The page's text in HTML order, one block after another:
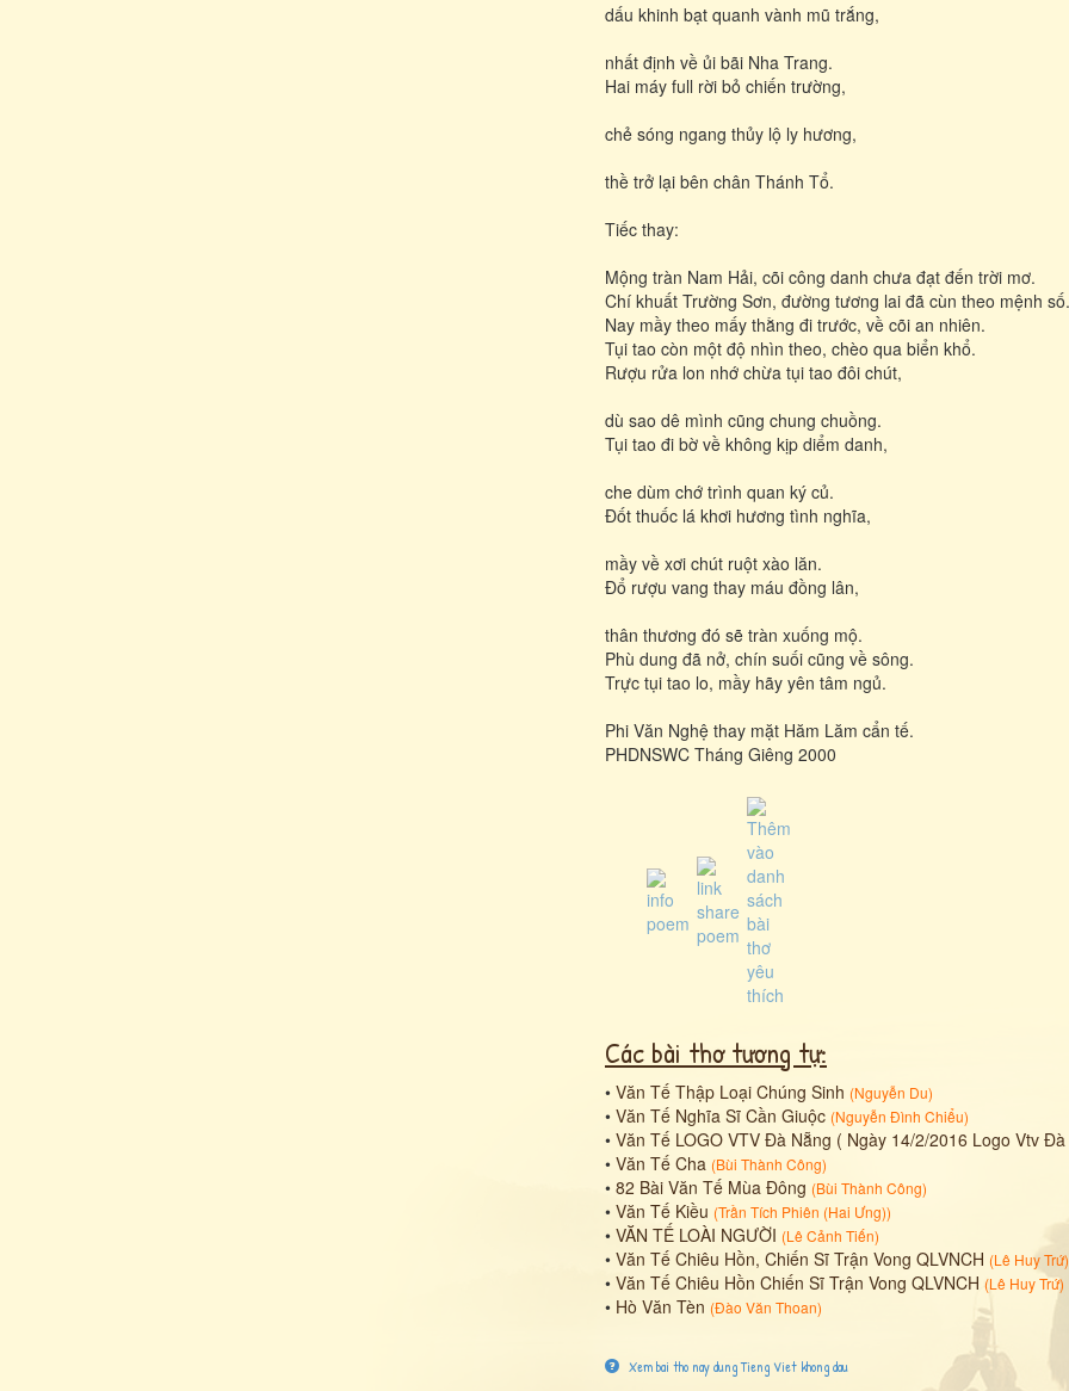
dấu khinh bạt quanh vành mũ trắng,
nhất định về ủi bãi Nha Trang.
Hai máy full rời bỏ chiến trường,
chẻ sóng ngang thủy lộ ly hương,
thề trở lại bên chân Thánh Tổ.
Tiếc thay:
Mộng tràn Nam Hải, cõi công danh chưa đạt đến trời mơ.
Chí khuất Trường Sơn, đường tương lai đã cùn theo mệnh số.
Nay mầy theo mấy thằng đi trước, về cõi an nhiên.
Tụi tao còn một độ nhìn theo, chèo qua biển khổ.
Rượu rửa lon nhớ chừa tụi tao đôi chút,
dù sao dê mình cũng chung chuồng.
Tụi tao đi bờ về không kịp diểm danh,
che dùm chớ trình quan ký củ.
Ðốt thuốc lá khơi hương tình nghĩa,
mầy về xơi chút ruột xào lăn.
Ðổ rượu vang thay máu đồng lân,
thân thương đó sẽ tràn xuống mộ.
Phù dung đã nở, chín suối cũng về sông.
Trực tụi tao lo, mầy hãy yên tâm ngủ.
Phi Văn Nghệ thay mặt Hăm Lăm cẩn tế.
PHDNSWC Tháng Giêng 2000
Các bài thơ tương tự:
• Văn Tế Thập Loại Chúng Sinh (Nguyễn Du)
• Văn Tế Nghĩa Sĩ Cần Giuộc (Nguyễn Đình Chiểu)
• Văn Tế LOGO VTV Đà Nẵng ( Ngày 14/2/2016 Logo Vtv Đà
• Văn Tế Cha (Bùi Thành Công)
• 82 Bài Văn Tế Mùa Đông (Bùi Thành Công)
• Văn Tế Kiều (Trần Tích Phiên (Hai Ưng))
• VĂN TẾ LOÀI NGƯỜI (Lê Cảnh Tiến)
• Văn Tế Chiêu Hồn, Chiến Sĩ Trận Vong QLVNCH (Lê Huy Trứ)
• Văn Tế Chiêu Hồn Chiến Sĩ Trận Vong QLVNCH (Lê Huy Trứ)
• Hò Văn Tèn (Đào Văn Thoan)
Xem bai tho nay dung Tieng Viet khong dau